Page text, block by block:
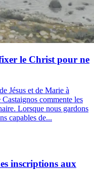
le Christ pour ne
Jésus et de Marie à
commente les
Lorsque nous gardons
capables de...
inscriptions aux